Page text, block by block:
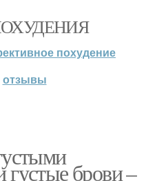
похудение
отзывы
брови –